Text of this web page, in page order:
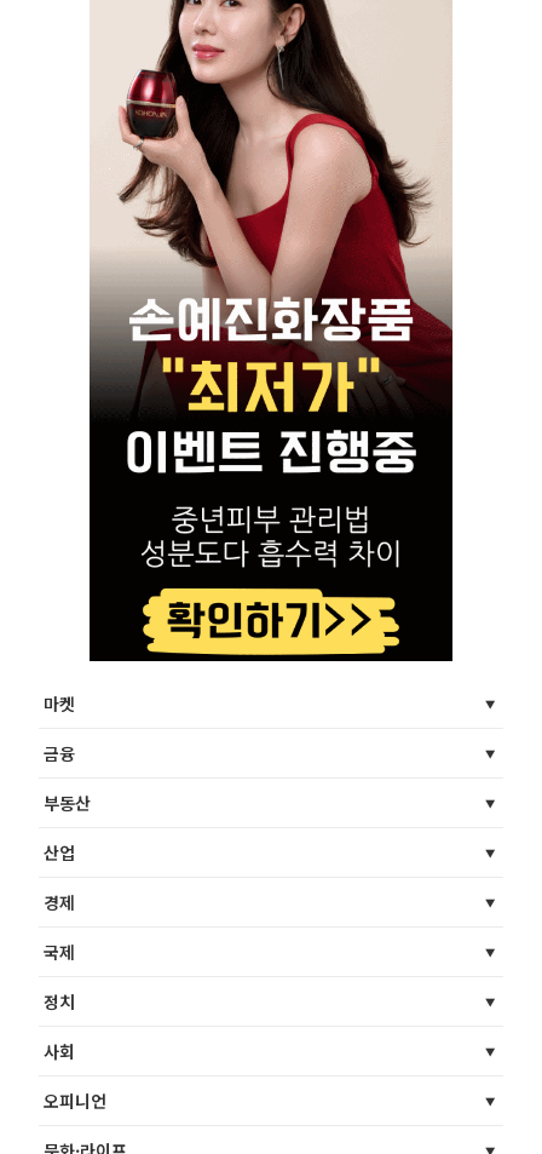
마켓
금융
부동산
산업
경제
국제
정치
사회
오피니언